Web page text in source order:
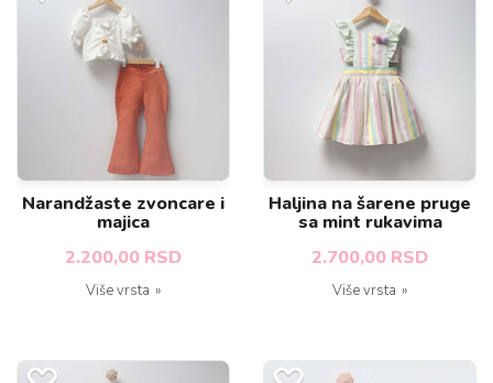
Narandžaste zvoncare i
majica
2.200,00 RSD
Više vrsta
Haljina na šarene pruge
sa mint rukavima
2.700,00 RSD
Više vrsta